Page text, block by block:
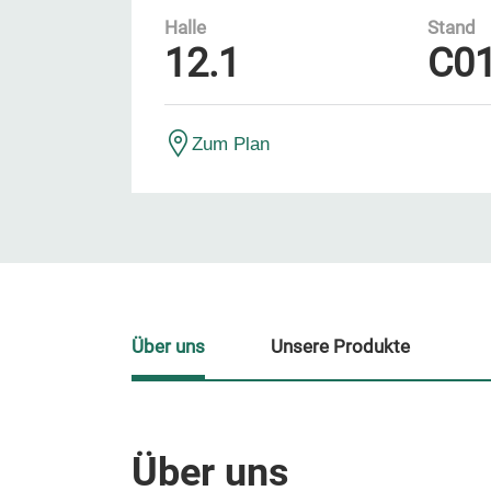
Halle
12.1
Stand
Zum Plan
Über uns
Über uns Unsere Produkte